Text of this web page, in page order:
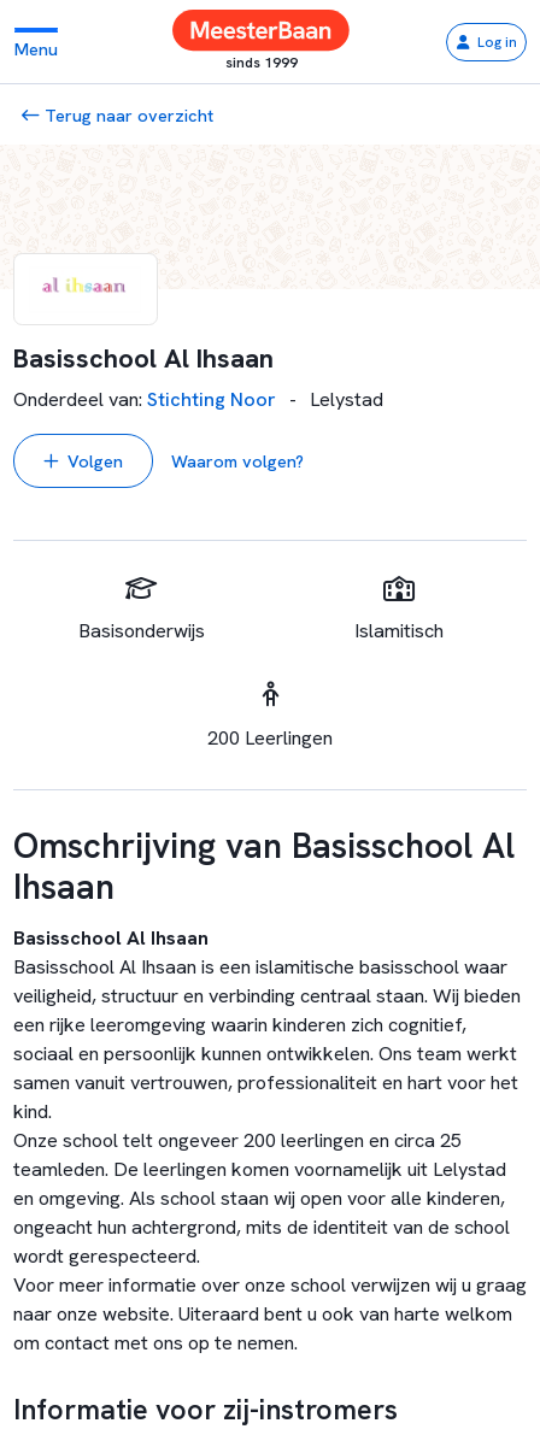
Menu
sinds 1999
Log in
Terug naar overzicht
Basisschool Al Ihsaan
Onderdeel van: Stichting Noor - Lelystad
Volgen Waarom volgen?
Basisonderwijs Islamitisch
200 Leerlingen
Omschrijving van Basisschool Al
Ihsaan
Basisschool Al Ihsaan
Basisschool Al Ihsaan is een islamitische basisschool waar
veiligheid, structuur en verbinding centraal staan. Wij bieden
een rijke leeromgeving waarin kinderen zich cognitief,
sociaal en persoonlijk kunnen ontwikkelen. Ons team werkt
samen vanuit vertrouwen, professionaliteit en hart voor het
kind.
Onze school telt ongeveer 200 leerlingen en circa 25
teamleden. De leerlingen komen voornamelijk uit Lelystad
en omgeving. Als school staan wij open voor alle kinderen,
ongeacht hun achtergrond, mits de identiteit van de school
wordt gerespecteerd.
Voor meer informatie over onze school verwijzen wij u graag
naar onze website. Uiteraard bent u ook van harte welkom
om contact met ons op te nemen.
Informatie voor zij-instromers